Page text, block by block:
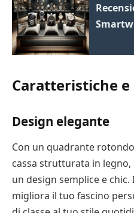
Caratteristiche
Design elegante
Con un quadrante
cassa strutturata in
un design semplice e
migliora il tuo fascino